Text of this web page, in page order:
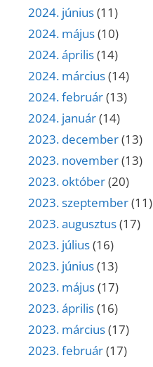
2024. június(11)
2024. május(10)
2024. április(14)
2024. március(14)
2024. február(13)
2024. január(14)
2023. december(13)
2023. november(13)
2023. október(20)
2023. szeptember(11)
2023. augusztus(17)
2023. július(16)
2023. június(13)
2023. május(17)
2023. április(16)
2023. március(17)
2023. február(17)